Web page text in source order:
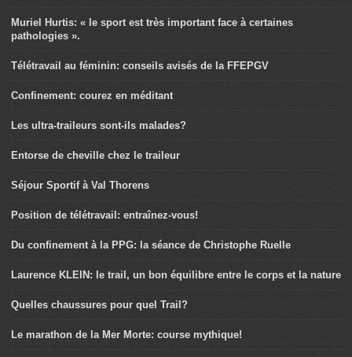
Muriel Hurtis: « le sport est très important face à certaines
pathologies ».
Télétravail au féminin: conseils avisés de la FFEPGV
Confinement: courez en méditant
Les ultra-traileurs sont-ils malades?
Entorse de cheville chez le traileur
Séjour Sportif à Val Thorens
Position de télétravail: entraînez-vous!
Du confinement à la PPG: la séance de Christophe Ruelle
Laurence KLEIN: le trail, un bon équilibre entre le corps et la nature
Quelles chaussures pour quel Trail?
Le marathon de la Mer Morte: course mythique!